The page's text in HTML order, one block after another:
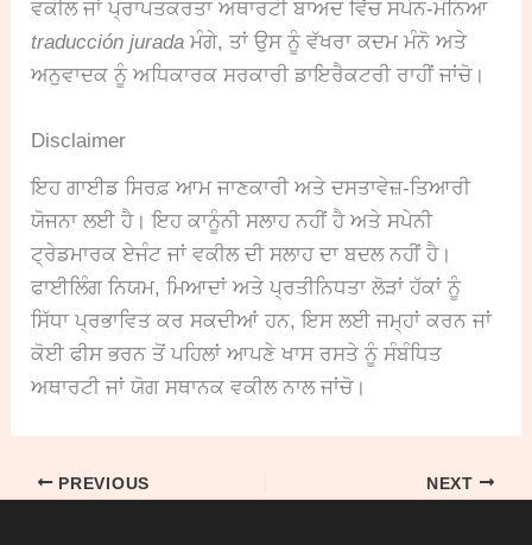
ਵਕੀਲ ਜਾਂ ਪ੍ਰਾਪਤਕਰਤਾ ਅਥਾਰਟੀ ਬਾਅਦ ਵਿੱਚ ਸਪੇਨ-ਮੰਨਿਆ
traducción jurada ਮੰਗੇ, ਤਾਂ ਉਸ ਨੂੰ ਵੱਖਰਾ ਕਦਮ ਮੰਨੋ ਅਤੇ
ਅਨੁਵਾਦਕ ਨੂੰ ਅਧਿਕਾਰਕ ਸਰਕਾਰੀ ਡਾਇਰੈਕਟਰੀ ਰਾਹੀਂ ਜਾਂਚੋ।
Disclaimer
ਇਹ ਗਾਈਡ ਸਿਰਫ਼ ਆਮ ਜਾਣਕਾਰੀ ਅਤੇ ਦਸਤਾਵੇਜ਼-ਤਿਆਰੀ
ਯੋਜਨਾ ਲਈ ਹੈ। ਇਹ ਕਾਨੂੰਨੀ ਸਲਾਹ ਨਹੀਂ ਹੈ ਅਤੇ ਸਪੇਨੀ
ਟ੍ਰੇਡਮਾਰਕ ਏਜੰਟ ਜਾਂ ਵਕੀਲ ਦੀ ਸਲਾਹ ਦਾ ਬਦਲ ਨਹੀਂ ਹੈ।
ਫਾਈਲਿੰਗ ਨਿਯਮ, ਮਿਆਦਾਂ ਅਤੇ ਪ੍ਰਤੀਨਿਧਤਾ ਲੋੜਾਂ ਹੱਕਾਂ ਨੂੰ
ਸਿੱਧਾ ਪ੍ਰਭਾਵਿਤ ਕਰ ਸਕਦੀਆਂ ਹਨ, ਇਸ ਲਈ ਜਮ੍ਹਾਂ ਕਰਨ ਜਾਂ
ਕੋਈ ਫੀਸ ਭਰਨ ਤੋਂ ਪਹਿਲਾਂ ਆਪਣੇ ਖਾਸ ਰਸਤੇ ਨੂੰ ਸੰਬੰਧਿਤ
ਅਥਾਰਟੀ ਜਾਂ ਯੋਗ ਸਥਾਨਕ ਵਕੀਲ ਨਾਲ ਜਾਂਚੋ।
PREVIOUS NEXT